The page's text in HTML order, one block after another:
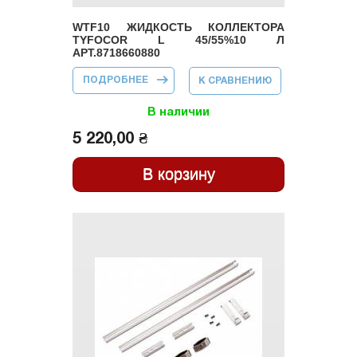
WTF10 ЖИДКОСТЬ КОЛЛЕКТОРА
TYFOCOR L 45/55%10 Л
АРТ.8718660880
5 220,00 ₴
К СРАВНЕНИЮ
В наличии
ПОДРОБНЕЕ О WTF10
ЖИДКОСТЬ
TYFOCOR L
45/55%10 Л